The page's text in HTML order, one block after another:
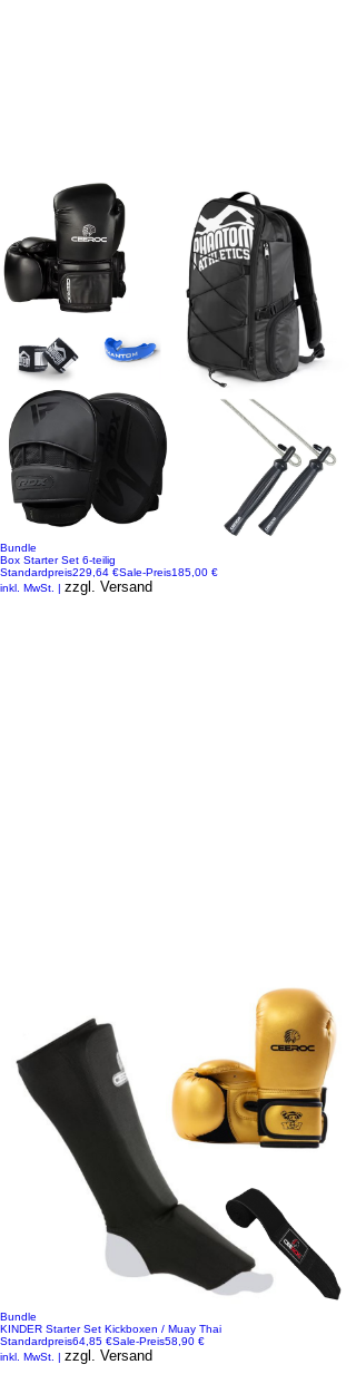
Bundle
Box Starter Set 6-teilig
Standardpreis229,64 €Sale-Preis185,00 €
inkl. MwSt. | zzgl. Versand
Bundle
KINDER Starter Set Kickboxen / Muay Thai
Standardpreis64,85 €Sale-Preis58,90 €
inkl. MwSt. | zzgl. Versand